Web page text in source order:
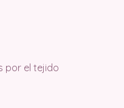
por el tejido